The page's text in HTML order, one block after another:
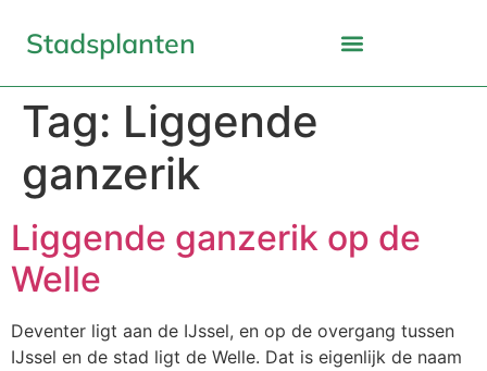
Stadsplanten
Tag: Liggende
ganzerik
Liggende ganzerik op de
Welle
Deventer ligt aan de IJssel, en op de overgang tussen
IJssel en de stad ligt de Welle. Dat is eigenlijk de naam